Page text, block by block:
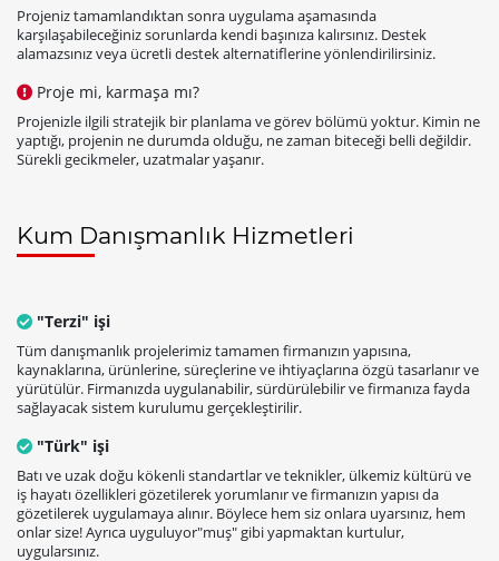
Projeniz tamamlandıktan sonra uygulama aşamasında
karşılaşabileceğiniz sorunlarda kendi başınıza kalırsınız. Destek
alamazsınız veya ücretli destek alternatiflerine yönlendirilirsiniz.
Proje mi, karmaşa mı?
Projenizle ilgili stratejik bir planlama ve görev bölümü yoktur. Kimin ne
yaptığı, projenin ne durumda olduğu, ne zaman biteceği belli değildir.
Sürekli gecikmeler, uzatmalar yaşanır.
Kum Danışmanlık Hizmetleri
"Terzi" işi
Tüm danışmanlık projelerimiz tamamen firmanızın yapısına,
kaynaklarına, ürünlerine, süreçlerine ve ihtiyaçlarına özgü tasarlanır ve
yürütülür. Firmanızda uygulanabilir, sürdürülebilir ve firmanıza fayda
sağlayacak sistem kurulumu gerçekleştirilir.
"Türk" işi
Batı ve uzak doğu kökenli standartlar ve teknikler, ülkemiz kültürü ve
iş hayatı özellikleri gözetilerek yorumlanır ve firmanızın yapısı da
gözetilerek uygulamaya alınır. Böylece hem siz onlara uyarsınız, hem
onlar size! Ayrıca uyguluyor"muş" gibi yapmaktan kurtulur,
uygularsınız.